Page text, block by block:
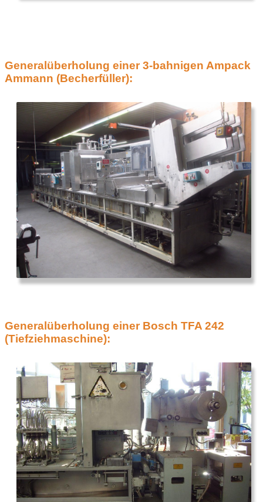
Generalüberholung einer 3-bahnigen Ampack
Ammann (Becherfüller):
Generalüberholung einer Bosch TFA 242
(Tiefziehmaschine):